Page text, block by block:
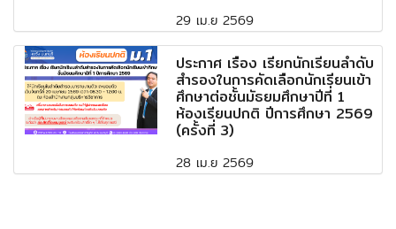
29 เม.ย 2569
ประกาศ เรื่อง เรียกนักเรียนลำดับ
สำรองในการคัดเลือกนักเรียนเข้า
ศึกษาต่อชั้นมัธยมศึกษาปีที่ 1
ห้องเรียนปกติ ปีการศึกษา 2569
(ครั้งที่ 3)
28 เม.ย 2569